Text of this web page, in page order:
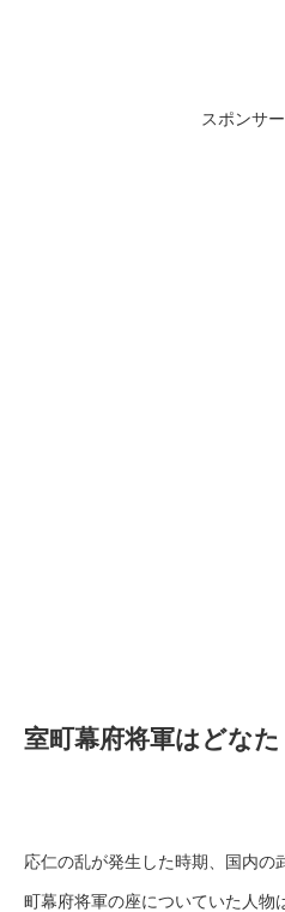
スポンサ
室町幕府将軍はどなた
応仁の乱が発生した時期、国内の
町幕府将軍の座についていた人物